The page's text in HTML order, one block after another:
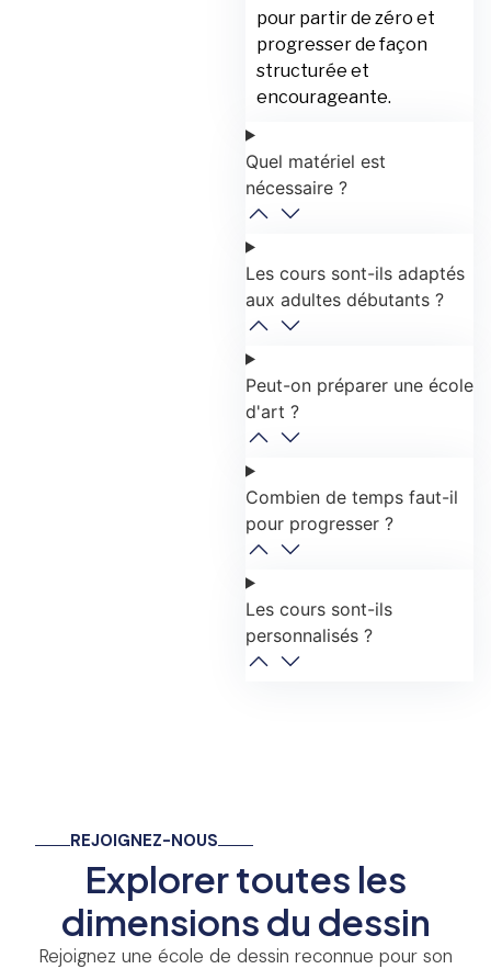
pour partir de zéro et
progresser de façon
structurée et
encourageante.
Quel matériel est
nécessaire ?
Les cours sont-ils adaptés
aux adultes débutants ?
Peut-on préparer une école
d'art ?
Combien de temps faut-il
pour progresser ?
Les cours sont-ils
personnalisés ?
REJOIGNEZ-NOUS
Explorer toutes les
dimensions du dessin
Rejoignez une école de dessin reconnue pour son